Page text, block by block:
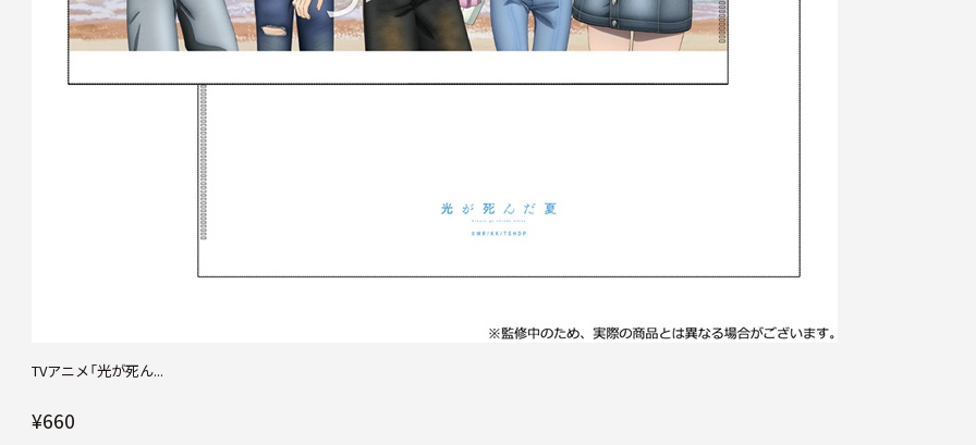
TVアニメ「光が死ん...
¥660